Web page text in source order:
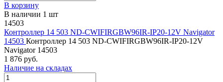
В корзину
В наличии 1 шт
14503
Контроллер 14 503 ND-CWIFIRGBW96IR-IP20-12V Navigator
14503 Контроллер 14 503 ND-CWIFIRGBW96IR-IP20-12V
Navigator 14503
1 876 руб.
Наличие на складах